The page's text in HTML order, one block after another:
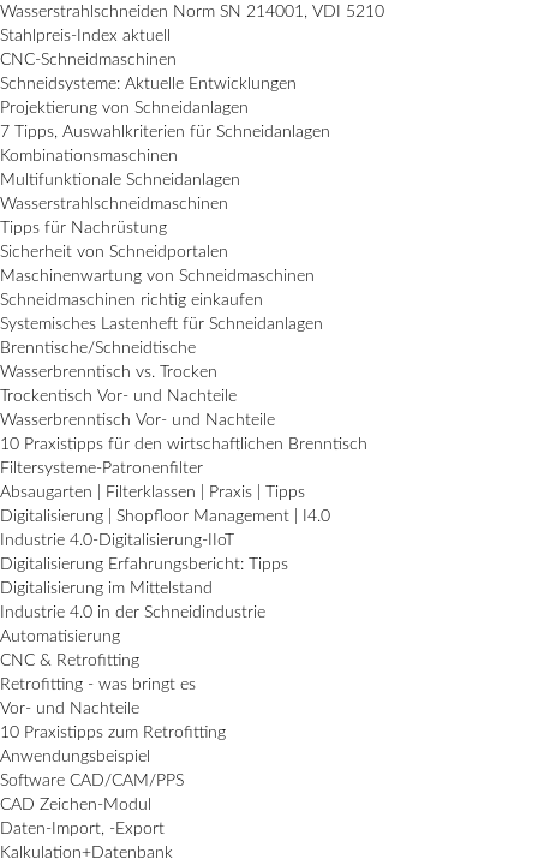
Wasserstrahlschneiden Norm SN 214001, VDI 5210
Stahlpreis-Index aktuell
CNC-Schneidmaschinen
Schneidsysteme: Aktuelle Entwicklungen
Projektierung von Schneidanlagen
7 Tipps, Auswahlkriterien für Schneidanlagen
Kombinationsmaschinen
Multifunktionale Schneidanlagen
Wasserstrahlschneidmaschinen
Tipps für Nachrüstung
Sicherheit von Schneidportalen
Maschinenwartung von Schneidmaschinen
Schneidmaschinen richtig einkaufen
Systemisches Lastenheft für Schneidanlagen
Brenntische/Schneidtische
Wasserbrenntisch vs. Trocken
Trockentisch Vor- und Nachteile
Wasserbrenntisch Vor- und Nachteile
10 Praxistipps für den wirtschaftlichen Brenntisch
Filtersysteme-Patronenfilter
Absaugarten | Filterklassen | Praxis | Tipps
Digitalisierung | Shopfloor Management | I4.0
Industrie 4.0-Digitalisierung-IIoT
Digitalisierung Erfahrungsbericht: Tipps
Digitalisierung im Mittelstand
Industrie 4.0 in der Schneidindustrie
Automatisierung
CNC & Retrofitting
Retrofitting - was bringt es
Vor- und Nachteile
10 Praxistipps zum Retrofitting
Anwendungsbeispiel
Software CAD/CAM/PPS
CAD Zeichen-Modul
Daten-Import, -Export
Kalkulation+Datenbank